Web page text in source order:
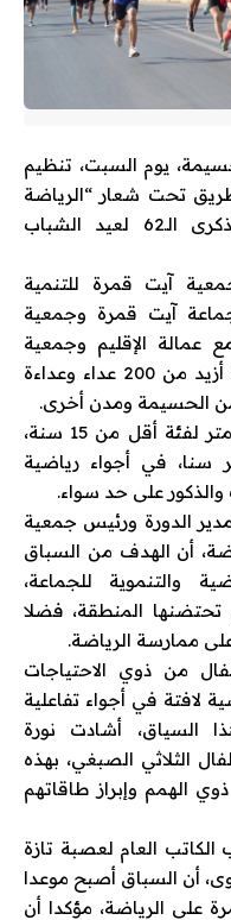
يوم السبت، تنظيم
تحت شعار “الرياضة
قاطرة للتنمية”، وذلك تخليدا للذكرى الـ62 لعيد الشباب
آيت قمرة للتنمية
جماعة آيت قمرة وجمعية
مع عمالة الإقليم وجمعية
نجوم الريف لألعاب القوى، مشاركة أزيد من 200 عداء وعداءة
الحسيمة ومدن أخرى.
وشملت المنافسات مسافة 2 كيلومتر لفئة أقل من 15 سنة،
الأكبر سنا، في أجواء رياضية
على حد سواء.
الدورة ورئيس جمعية
أن الهدف من السباق
والتنموية للجماعة،
تحتضنها المنطقة، فضلا
ممارسة الرياضة.
من ذوي الاحتياجات
لافتة في أجواء تفاعلية
السياق، أشادت نورة
الثلاثي الصبغي، بهذه
الهمم وإبراز طاقاتهم
الكاتب العام لعصبة تازة
أن السباق أصبح موعدا
على الرياضة، مؤكدا أن